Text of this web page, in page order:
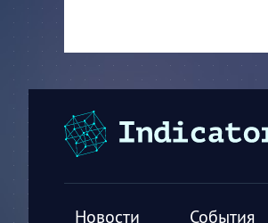
Новости События